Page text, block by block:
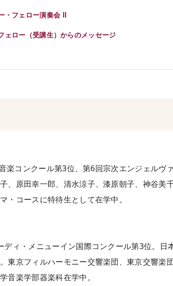
・フェロー演奏会 Ⅱ
ェロー（受講生）からのメッセージ
コンクール第3位、第6回宗次エンジェルヴ
、原田幸一郎、清水涼子、漆原朝子、神谷美
・コースに特待生として在学中。
ィ・メニューイン国際コンクール第3位。
東京フィルハーモニー交響楽団、東京交響楽
音楽学部器楽科在学中。